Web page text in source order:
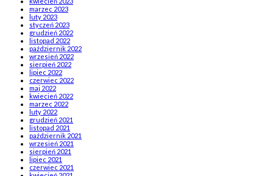
marzec 2023
luty 2023
styczeń 2023
grudzień 2022
listopad 2022
październik 2022
wrzesień 2022
sierpień 2022
lipiec 2022
czerwiec 2022
maj 2022
kwiecień 2022
marzec 2022
luty 2022
grudzień 2021
listopad 2021
październik 2021
wrzesień 2021
sierpień 2021
lipiec 2021
czerwiec 2021